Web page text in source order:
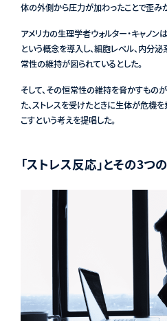
体の外側から圧力が加わったことで歪み
アメリカの生理学者ウォルター・キャノン
という概念を導入し、細胞レベル、内分
常性の維持が図られているとした。
そして、その恒常性の維持を脅かすもの
た、ストレスを受けたときに生体が危機を
こすという考えを提唱した。
「ストレス反応」とその3つ